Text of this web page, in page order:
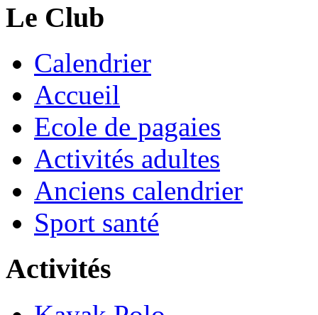
Le Club
Calendrier
Accueil
Ecole de pagaies
Activités adultes
Anciens calendrier
Sport santé
Activités